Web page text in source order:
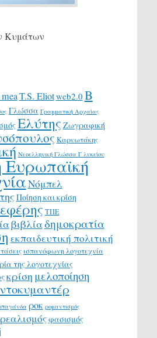
Κυμάτων
T.S. Eliotweb2.0 Β
Γλώσσα Γραμματική Αρχαίας
Ελύτης Ζωγραφική
Καρυωτάκης
Νεοελληνική Γλώσσα Γ λυκείου
Ευρωπαϊκή
Νόμπελ
Ποίηση και κρίση
ΤΠΕ
βιβλίαδημοκρατία
εκπαιδευτική πολιτική
ισπανόφωνη λογοτεχνία
της λογοτεχνίας
κρίση μελοποίηση
ντοκυμαντέρ
ροκ ρομαντισμός
φασισμός